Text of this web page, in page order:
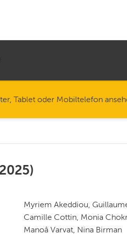
Tablet oder Mobiltelefon
2025)
Myriem Akeddiou,
Camille Cottin, Monia
Manoâ Varvat, Nina Birman